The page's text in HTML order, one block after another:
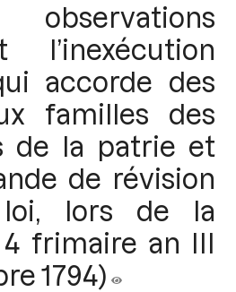
l’inexécution
accorde des
familles des
de la patrie et
de révision
lors de la
frimaire an III
1794)